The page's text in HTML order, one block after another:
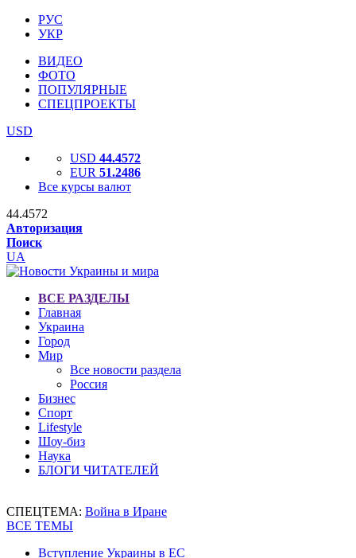
РУС
УКР
ВИДЕО
ФОТО
ПОПУЛЯРНЫЕ
СПЕЦПРОЕКТЫ
USD
USD 44.4572
EUR 51.2486
Все курсы валют
44.4572
Авторизация
Поиск
UA
ВСЕ РАЗДЕЛЫ
Главная
Украина
Город
Мир
Все новости раздела
Россия
Бизнес
Спорт
Lifestyle
Шоу-биз
Наука
БЛОГИ ЧИТАТЕЛЕЙ
СПЕЦТЕМА: Война в Иране
ВСЕ ТЕМЫ
Вступление Украины в ЕС